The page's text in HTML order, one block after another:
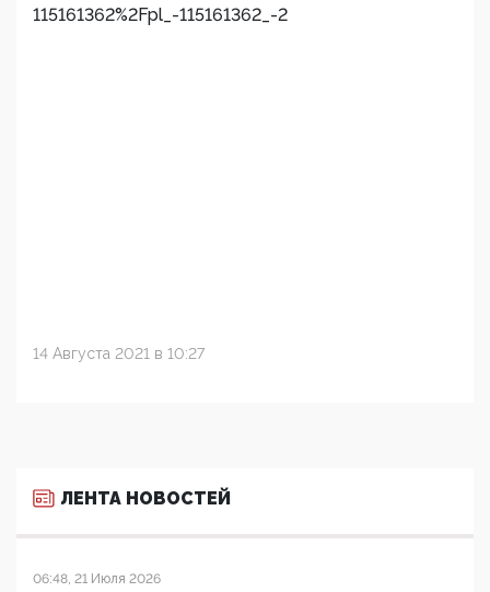
115161362%2Fpl_-115161362_-2
14 Августа 2021 в 10:27
ЛЕНТА НОВОСТЕЙ
06:48, 21 Июля 2026